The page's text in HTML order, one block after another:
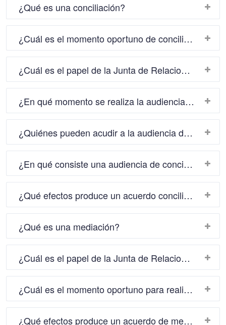
¿Qué es una conciliación?
¿Cuál es el momento oportuno de conciliar?
¿Cuál es el papel de la Junta de Relaciones Laborales en un proceso de conciliación?
¿En qué momento se realiza la audiencia de conciliación?
¿Quiénes pueden acudir a la audiencia de conciliación?
¿En qué consiste una audiencia de conciliación?
¿Qué efectos produce un acuerdo conciliatorio?
¿Qué es una mediación?
¿Cuál es el papel de la Junta de Relaciones Laborales en un proceso de mediación?
¿Cuál es el momento oportuno para realizar la mediación?
¿Qué efectos produce un acuerdo de mediación?